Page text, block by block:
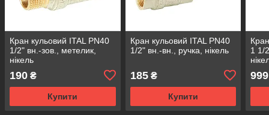
Кран кульовий ITAL PN40
1/2" вн.-зов., метелик,
нікель
190 ₴
Купити
Кран кульовий ITAL PN40
1/2" вн.-вн., ручка, нікель
185₴
Купити
1 1/
999